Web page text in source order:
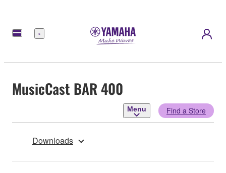
Menu
MusicCast BAR 400
Menu Find a Store
Downloads